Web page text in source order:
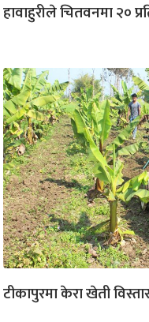
हावाहुरीले चितवनमा २०
टीकापुरमा केरा खेती